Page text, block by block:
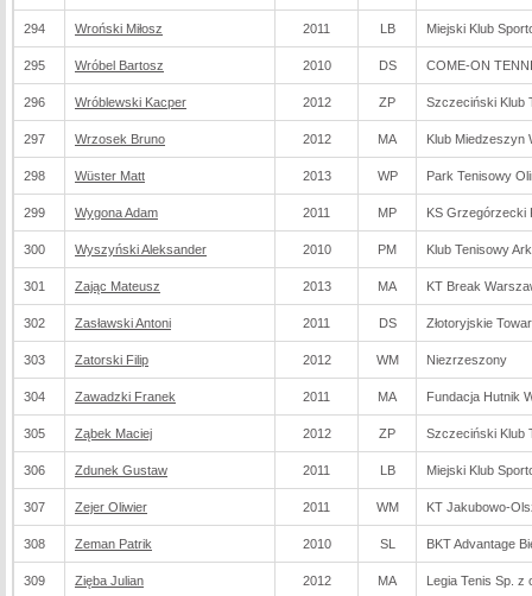
294 Wroński Miłosz 2011 LB Miejski Klub
295 Wróbel Bartosz 2010 DS COME-ON
296 Wróblewski Kacper 2012 ZP Szczeciński Klub
297 Wrzosek Bruno 2012 MA Klub Miedzeszyn
298 Wüster Matt 2013 WP Park Tenisowy
299 Wygona Adam 2011 MP KS Grzegórzecki
300 Wyszyński Aleksander 2010 PM Klub Tenisowy
301 Zając Mateusz 2013 MA KT Break
302 Zasławski Antoni 2011 DS Złotoryjskie
303 Zatorski Filip 2012 WM Niezrzeszony
304 Zawadzki Franek 2011 MA Fundacja Hutnik
305 Ząbek Maciej 2012 ZP Szczeciński Klub
306 Zdunek Gustaw 2011 LB Miejski Klub
307 Zejer Oliwier 2011 WM KT Jakubowo-
308 Zeman Patrik 2010 SL BKT Advantage
309 Zięba Julian 2012 MA Legia Tenis Sp. z